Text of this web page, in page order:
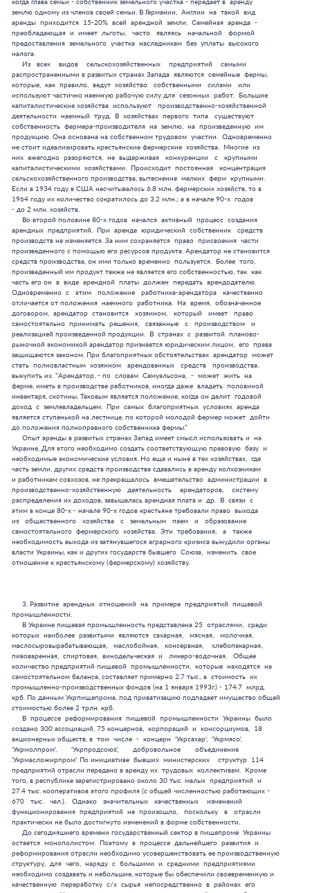
в   отрасли
    практически не было достигнуто изменений в форме собственности.
         До сегодняшнего времени государственный сектор в пищепроме  Украины
    остается  монополистом.  Поэтому  в  процессе  дальнейшего  развития  и
    реформирования отрасли необходимо усовершенствовать ее производственную
    структуру,  для  чего,  наряду  с  большими  и  средними  предприятиями
    необходимо создавать и небольшие, которые бы обеспечили своевременную и
    качественную  переработку  с/х  сырья  непосредственно  в  районах  его
    производства. Ускорению этого процесса  в  определенной  степени  будут
    благоприятствовать разгосударствление и приватизация.
         Для преодоления противоречий, которые сдерживают развитие рыночного
    механизма, наиболее  эффективной  формой  организации  производства  на
    первых этапах приватизации является  создание  акционерных  обществ,  в
    состав которых бы вошли поставщики сырья, перерабатывающие  предприятия
    и предприятия инфраструктуры.
         В таких подотраслях, как  мясная,  молочная,  сахарная,  спиртовая,
    маслобойная,   консервная,   винодельческая,    перспективной    формой
    организации   производства   может   стать   добровольное   объединение
    сельскохозяйственных, заготовительных, перерабатывающих,  транспортных,
    торговых и др. предприятий в ассоциации. При этом все  их  члены  могут
    сохранять хозяйственную самостоятельность.
         Однако, несмотря на то, что в ряде  подотраслей  уже  функционируют
    производственные  ассоциации,  все  же   в   них   еще   не   отработан
    хозяйственный  механизм.  Анализ  отчетных  данных  концерна  'Укрмясо'
    показывает, что в 1993 г. в розничной  цене  на  мясо  стоимость  сырья
    составила примерно 53%, затраты на ее заготовку и  траспортирование,  а
    также на переработку и  сбыт  продукции  -  11%,  торговая  надбавка  к
    оптовой цене - 20%, отчисления в госбюджет и НДС - 16%. То есть, мясная
    промышленность получила только 11% от  средств,  которые  поступали  от
    реализации продукции.
         В пивоваренной промышленность среди  приватизированных  предприятий
    Киева одним из крупных является пивоваренный завод  'Оболонь',  который
    производит 10 млн. декалитров пива в год. В 1992 г. объем его  товарной
    продукции (в действующих ценах) составил 14 млрд. крб. Начало  процесса
    приватизации  завода  приходится  на  1991   г.   После   реорганизации
    Укрпищепрома было создано арендное предприятие в составе  трех  заводов
    ('Оболонь',№1 и  №2).  Предусматривалось,  что  эти  предприятия  будут
    выкуплены трудовыми коллективами в течении 10 лет. Фактически - за счет
    той части фонда развития производства, которая отчислялась от  прибыли,
    из собственных сбережений членов  трудовых  коллективов  -    они  были
    выкуплены уже в марте 1992 г. На базе  завода  'Оболонь'  было  создано
    закрытое АО, в состав которого вошли челны  его  трудового  коллектива,
    две   французские   фирмы   'Pepsi   Cola   Inernational',   а    также
    предприниматель из Франции, который вложил в него 100  тыс.  дол.  США.
    Согласно с утвержденным положением,  высшим  органом  управления  таким
    обществом является собрание акционеров, а в период между  собраниями  -
    правление, главой которого является директор.
         АО осуществляет производственный процесс на основе    материального
    самообеспечения, устанавливает цены и тарифы на продукцию, реализует ее
    и использует полученные доходы для развития производства.  Из  доходов,
    полученных АО, покрываются материальные затраты и  приравненные  к  ним
    затраты труда, проценты за кредит, страховые  взносы,  арендная  плата,
    налоги  и  прочее.  При  этом  труд  оплачивается  в  соответствии  его
    количеством и качеством, с учетом вклада каждого работника  в  конечный
    результат деятельности общества. Остальная часть  прибыли  используется
    для создания фондов и  начисления  дивидендов.  Однако,  отчисления  из
    прибыли в резервный фонд производятся только тогда, когда его объем  не
    превышает 25% Уставного фонда.
         Сравнительный анализ  хозяйственной  деятельности  АО  'Оболонь'  и
    объединения Укрпивпром свидетельствует об  успехах  первого  из  них  и
    наращивании производства продукции. Так, за 1992 г. товарная  продукция
    по АО 'Оболонь' выросла (сравнительно с 1991г.) на  5%,  тогда  как  по
    Укрпивпрому она уменьшилась на 16.6%. При этом АО 'Оболонь' значительно
    снизила себестоимость продукции, а удельный  вес  заработной  платы  не
    превысил 5%.
         Однако, наряду с  позитивными  сторонами,  в  работе  АО  есть  ряд
    негативных. В связи  с  выходом  из  состава  Укрпивпрома  материальное
    обеспечение  производства  осуществляется  здесь  самостоятельно,   без
    помощи    вышестоящих    инстанций.    Это    значительно     осложняет
    производственный процесс. В частности, на  протяжении  четырех  месяцев
    1992 г. объединение не обеспечивало АО сырьем, и руководство  вынуждено
    было  самостоятельно  организовывать  его  закупки  непосредственно   в
    хозяйствах-   колхозах и совхозах,  что  принесло  ему  510  млн.  крб.
    убытков.   Например,   для   реализации    продукции    непосредственно
    предприятием было установлено наценку 15%, а в  системе  госторговли  -
    50%, что существенно повысило  розничную  цену,  тормозя  своевременную
    реализацию продукцию, что привело к затовариванию складов даже в летний
    период.
         При приватизации предприятий хлебопекарной  промышленности  следует
    учитывать ту особенность, что  в  этой  подотрасли  сложилась  глубокая
    специализация предприятий. Выпуская продукцию, которая отличается своей
    трудоемкостью (к тому  же  и  себестоимостью),  собственники  не  будут
    заинтересованы в производстве диетически, диабетических и др.  изделий,
    которые  имеют  сравнительно  невысокие  цены,   но   являются   крайне
    необходимыми  населению.  Поэтому   одновременная   приватизация   всех
    предприятий поставит их в различные финансовые условия.
         При этом  следует  учитывать,  что  в  современных  условиях  из-за
    недостатков  в  организации  заготовки,  транспортировании  и  хранение
    сырья,  из-за  низкого   технического   уровня   инфраструктуры   много
    перерабатывающих предприятий не полностью обеспечиваются   качественным
    сырьем. Кроме того, для многих подотраслей пищепрома характерна высокая
    стоимость  основных  фондов  производства,  что  осложняет   выкуп   их
    имущества трудовыми коллективами.
         Поэтому, результаты анализа первого  опыта  приватизации  имущества
    предприятий пищевой промышленности показывают, что  рыночные  отношения
    тяжело входят в их хозяйственную деятельность,  а  попытки  быстрого  и
    массового перехода к рынку 'шоковыми способами' не срабатывают.  Потому
    в пищепроме внедрение рыночных отношений может происходить  только  при
    условии государственного регулирования,  комплексного  разрешения  всех
    вопросов в непосредственной связи  с  учетом  технико-    экономических
    особенностей ее отдельных подотраслей.
         Для успешного  функционирования  предприятий  в  условиях  рыночной
    экономики особенно важными являются не только их  разгосударствление  и
    приватизация, но и объединения капитала и усилий трудовых  коллективов,
    направленных на повышение его  отдачи.  На  основе  такой  концентрации
    ресурсов  и  мощностей  производств  различного  профиля  можно   будет
    маневрировать средствами, ускорить НТП, снизить затраты материальных  и
    трудовых ресурсов.
         При  приватизации  предприятий   пищепрома   желательно   было   бы
    отказаться от принципа оценки его объектов только по  стоимости  ОПФ  и
    оборотных фондов, поскольку от нее не  зависят  их  отдача  и  величина
    прибыли.  При  акционировании   имущества   предприятий   целесообразно
    исходить из потенциальной прибыли, которую они  приносят,  уменьшив  ее
    на процент фактического износа ОПФ, которая  рассчитывается  по  нормам
    амортизации и фактическому сроку эксплуатации.
         Для  ускорения  процессов   приватизации   пищевой   промышленности
    целесообразно  реорганизовать   большие   и   средние   предприятия   в
    акционерные общества, со свободной продажей акций. При этом  на  первом
    этапе   следует   запретить   госпредприятиям   принимать   участие   в
    приобретении акций, а продавать их только членам трудовых  коллективов.
    Иначе  такие  предприятия  за  счет  государственных   средств   скупят
    значительную  часть  акций,  что  может  привести  к  появлению   новых
    монополий. На втором этапе акции можно будет, по решению правительства,
    продавать предприятиям, кооперативам, своим и иностранным гражданам,  а
    также частным фирмам.
         Итак, в условиях Украины применение методов 'народной приватизации'
    довольно перспективно, поскольку  в  ряде  подотраслей  пищепрома  есть
    множество предприятий, которые уже обанкротились или находятся на грани
    банкротства.  Для   практического   осуществления   приватизации   этих
    предприятий  и  их  выживания  на  первом  этапе  необходимой  является
    продуманная  государственная  поддержка  и   принятие   соответствующих
    законов.



         4. Лизинговые операции, проблемы их внедрения на Украине.
         Что такое лизинг? На первый взгляд, все  просто:  одна  организация
    покупает у  другой  нужное  оборудование  или  машины  и  сдает  их  во
    временное пользование третьей с  правом  будущей  покупки.  Но  простой
    данная операция выглядит лишь на первый взгляд: до  настоящего  времени
    специалисты  не  могут  выработать  единых  принципов   в   составлении
    необходимых соглашений, разобраться  в  их  природе.  Предлагаем  ближе
    посмотреть на поставленную проблему
         Начнем с этимологии слова  'лизинг'.  Лизинг  -  слово